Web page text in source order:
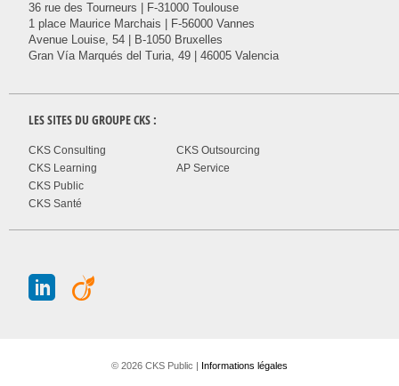
36 rue des Tourneurs | F-31000 Toulouse
1 place Maurice Marchais | F-56000 Vannes
Avenue Louise, 54 | B-1050 Bruxelles
Gran Vía Marqués del Turia, 49 | 46005 Valencia
LES SITES DU GROUPECKS :
CKS Consulting
CKS Learning
CKS Public
CKS Santé
CKS Outsourcing
AP Service
J A
© 2026 CKS Public | Informations légales